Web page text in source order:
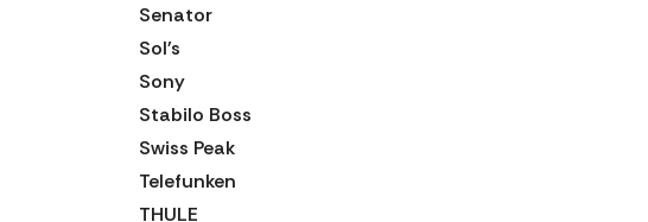
Senator
Sol's
Sony
Stabilo Boss
Swiss Peak
Telefunken
THULE